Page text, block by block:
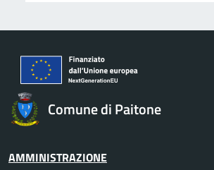
Comune di Paitone
AMMINISTRAZIONE